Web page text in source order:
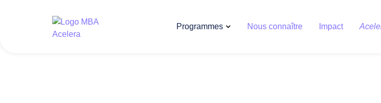
Programmes Nous connaître Impact